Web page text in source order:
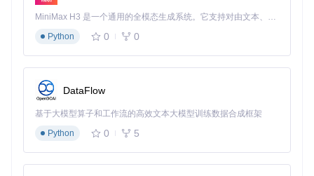
细节优化：让你的飞船更具真实感
完成基础模型后，这三个技巧能显著提升作品质量：
材质系统：使用插件内置的"星际合金"材质预设，调整金
属度至0.8
光照设置
引擎效果
三、场景化实践：单人到团队的创作方案
单人创作流程：30分钟完成侦察舰设计
基础形状：创建立方体，设置直径8m，分段数12
MiniMax H3 是一个通用的全模态生成系统。它支持对由文本、图像、视频和音频组成的多模态上下文进行统一理解，并能生成分辨率高达 2K、时长可达 15 秒的带原生立体声音频的视频。得益于面向任务泛化的系统设计，H3 在预训练阶段就已具备广泛的多模态上下文理解与生成能力，能够出色地执行复杂的多模态指令。
Python
0 0
DataFlow
基于大模型算子和工作流的高效文本大模型训练数据合成框架
Python
0 5